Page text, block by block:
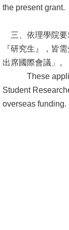
首
臺
大
首
網
the present grant.
三、依理學院要
『研究生』，皆
出席國際會議」。
These
Student
overseas funding.